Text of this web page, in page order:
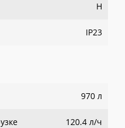
H
IP23
970 л
120.4 л/ч